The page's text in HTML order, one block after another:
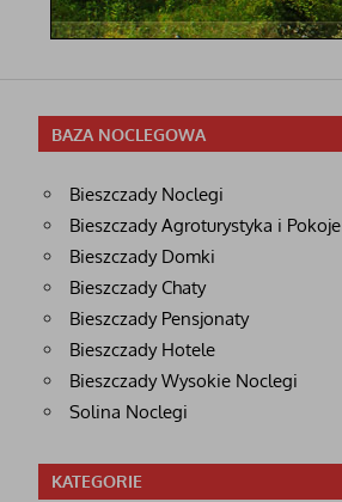
BAZA NOCLEGOWA
Bieszczady Noclegi
Bieszczady Agroturystyka i Pokoje
Bieszczady Domki
Bieszczady Chaty
Bieszczady Pensjonaty
Bieszczady Hotele
Bieszczady Wysokie Noclegi
Solina Noclegi
KATEGORIE